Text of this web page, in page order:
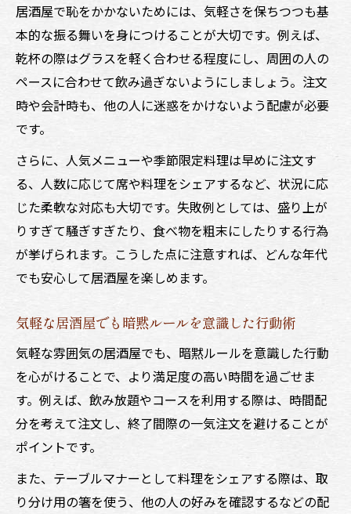
居酒屋で恥をかかないためには、気軽さを保ちつつも基
本的な振る舞いを身につけることが大切です。例えば、
乾杯の際はグラスを軽く合わせる程度にし、周囲の人の
ペースに合わせて飲み過ぎないようにしましょう。注文
時や会計時も、他の人に迷惑をかけないよう配慮が必要
です。
さらに、人気メニューや季節限定料理は早めに注文す
る、人数に応じて席や料理をシェアするなど、状況に応
じた柔軟な対応も大切です。失敗例としては、盛り上が
りすぎて騒ぎすぎたり、食べ物を粗末にしたりする行為
が挙げられます。こうした点に注意すれば、どんな年代
でも安心して居酒屋を楽しめます。
気軽な居酒屋でも暗黙ルールを意識した行動術
気軽な雰囲気の居酒屋でも、暗黙ルールを意識した行動
を心がけることで、より満足度の高い時間を過ごせま
す。例えば、飲み放題やコースを利用する際は、時間配
分を考えて注文し、終了間際の一気注文を避けることが
ポイントです。
また、テーブルマナーとして料理をシェアする際は、取
り分け用の箸を使う、他の人の好みを確認するなどの配